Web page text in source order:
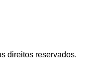
direitos reservados.